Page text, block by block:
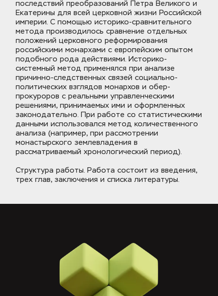
последствий преобразований Петра Великого и
Екатерины для всей церковной жизни Российской
империи. С помощью историко-сравнительного
метода производилось сравнение отдельных
положений церковного реформирования
российскими монархами с европейским опытом
подобного рода действиями. Историко-
системный метод применялся при анализе
причинно-следственных связей социально-
политических взглядов монархов и обер-
прокуроров с реальными управленческими
решениями, принимаемых ими и оформленных
законодательно. При работе со статистическими
данными использовался метод количественного
анализа (например, при рассмотрении
монастырского землевладения в
рассматриваемый хронологический период).
Структура работы. Работа состоит из введения,
трех глав, заключения и списка литературы.